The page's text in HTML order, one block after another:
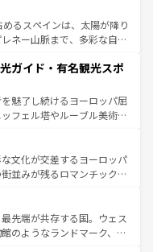
風景やアマルフィ海岸の絶
。観光の合間には、本場の
リア料理を堪能することも
られない旅をしてみよう！
るスペインは、太陽が降り
ネー山脈まで、多彩な自然
的なフラメンコ、熱気あふ
スが生活の一部となってい
た雰囲気や、バルセロナの
では古代ローマ遺跡や中世
が異なるスペインはその個
訪れる人を魅了する。 なお、新着のスペイン情報は コ
。
ガイド・有名観光スポ
魅了し続けるヨーロッパ屈
フェル塔やルーブル美術館
。華麗な宮殿、歴史的な大
かな自然が、訪れる者を心
は美食の国としても知ら
るランス、プロヴァンスの
彩な楽しみ方が可能だ。さ
が溢れており、どの街角に
文化が交差するヨーロッパ
並みが残るロマンチック街
ても飽きることがない。ベ
ン州のアルプスの絶景、そ
いった風景は必見。ビール
先端が共存する国。ウェス
のようなランドマーク、歴